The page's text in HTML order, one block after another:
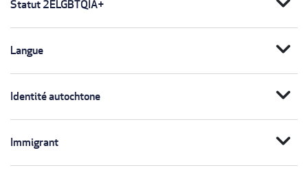
Statut 2ELGBTQIA+
Langue expand_more
Identité autochtone expand_more
Immigrant expand_more